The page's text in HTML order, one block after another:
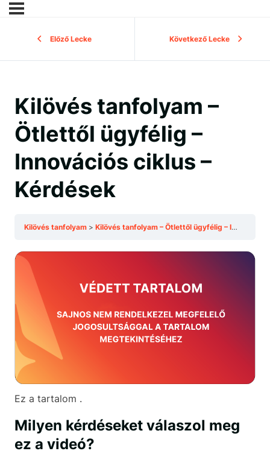
Előző Lecke Következő Lecke
Kilövés tanfolyam –
Ötlettől ügyfélig –
Innovációs ciklus –
Kérdések
Kilövés tanfolyam Kilövés tanfolyam – Ötlettől ügyfélig – Innovációs ciklus – Kérdések
Ez a tartalom .
Milyen kérdéseket válaszol meg
ez a videó?